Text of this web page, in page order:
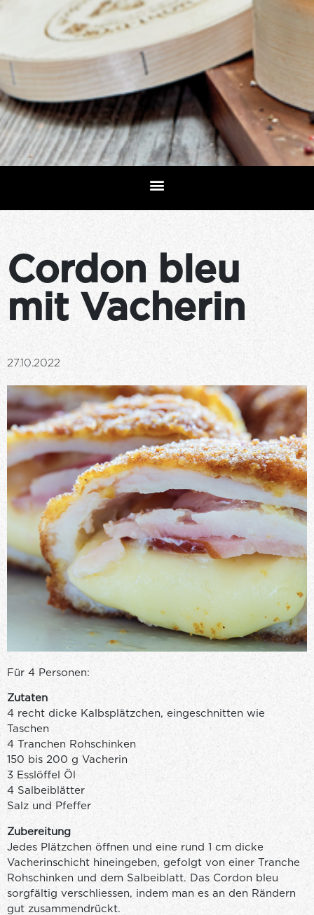
Cordon bleu
mit Vacherin
27.10.2022
Für 4 Personen:
Zutaten
4 recht dicke Kalbsplätzchen, eingeschnitten wie
Taschen
4 Tranchen Rohschinken
150 bis 200 g Vacherin
3 Esslöffel Öl
4 Salbeiblätter
Salz und Pfeffer
Zubereitung
Jedes Plätzchen öffnen und eine rund 1 cm dicke
Vacherinschicht hineingeben, gefolgt von einer Tranche
Rohschinken und dem Salbeiblatt. Das Cordon bleu
sorgfältig verschliessen, indem man es an den Rändern
gut zusammendrückt.